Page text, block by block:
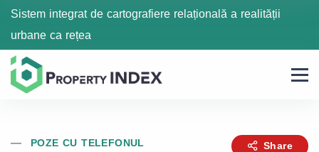
Sistem integrat de cartografiere relațională a realității
urbane ca rețea
POZE CU TELEFONUL Share